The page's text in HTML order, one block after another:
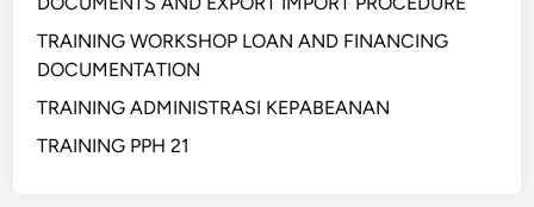
TRAINING WORKSHOP LOAN AND FINANCING
DOCUMENTATION
TRAINING ADMINISTRASI KEPABEANAN
TRAINING PPH 21